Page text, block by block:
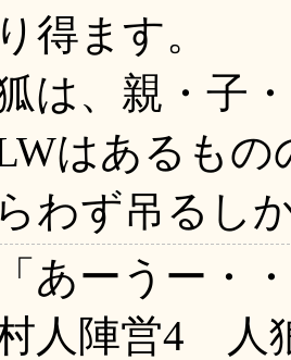
り得ます。
は、親・子
はあるもの
らわず吊るし
「あーうー・
人陣営4 人